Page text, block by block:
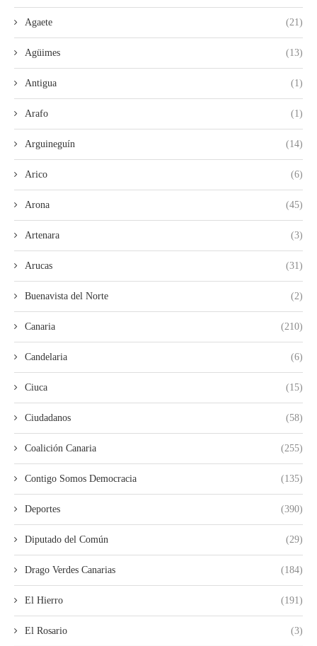
Agaete (21)
Agüimes (13)
Antigua (1)
Arafo (1)
Arguineguín (14)
Arico (6)
Arona (45)
Artenara (3)
Arucas (31)
Buenavista del Norte (2)
Canaria (210)
Candelaria (6)
Ciuca (15)
Ciudadanos (58)
Coalición Canaria (255)
Contigo Somos Democracia (135)
Deportes (390)
Diputado del Común (29)
Drago Verdes Canarias (184)
El Hierro (191)
El Rosario (3)